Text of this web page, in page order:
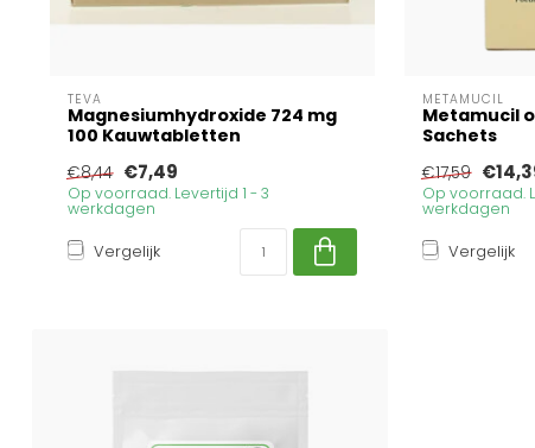
TEVA
Magnesiumhydroxide 724 mg
100 Kauwtabletten
€8,44 €7,49
Op voorraad. Levertijd 1 - 3
werkdagen
Vergelijk
METAMUCIL
Metamucil
Sachets
€17,59
Op voorraad.
werkdagen
Vergelijk